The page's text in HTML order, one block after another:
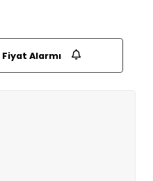
Fiyat Alarmı